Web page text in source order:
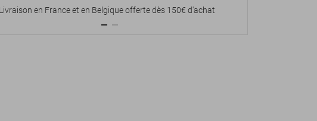
Livraison en France et en Belgique offerte dès 150€ d'achat